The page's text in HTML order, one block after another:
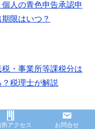
個人の青色申告承認申
限はいつ？
・事業所等課税分は
税理士が解説
所アクセス お問合せ